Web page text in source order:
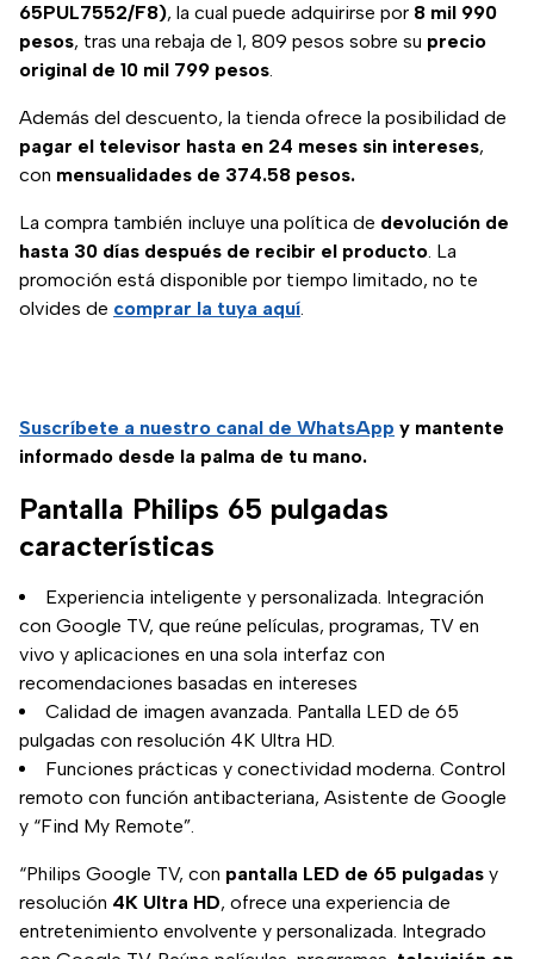
65PUL7552/F8), la cual puede adquirirse por 8 mil 990
pesos, tras una rebaja de 1, 809 pesos sobre su precio
original de 10 mil 799 pesos.
Además del descuento, la tienda ofrece la posibilidad de
pagar el televisor hasta en 24 meses sin intereses,
con mensualidades de 374.58 pesos.
La compra también incluye una política de devolución de
hasta 30 días después de recibir el producto. La
promoción está disponible por tiempo limitado, no te
olvides de comprar la tuya aquí.
Suscríbete a nuestro canal de WhatsApp y mantente
informado desde la palma de tu mano.
Pantalla Philips 65 pulgadas
características
Experiencia inteligente y personalizada. Integración
con Google TV, que reúne películas, programas, TV en
vivo y aplicaciones en una sola interfaz con
recomendaciones basadas en intereses
Calidad de imagen avanzada. Pantalla LED de 65
pulgadas con resolución 4K Ultra HD.
Funciones prácticas y conectividad moderna. Control
remoto con función antibacteriana, Asistente de Google
y “Find My Remote”.
“Philips Google TV, con pantalla LED de 65 pulgadas y
resolución 4K Ultra HD, ofrece una experiencia de
entretenimiento envolvente y personalizada. Integrado